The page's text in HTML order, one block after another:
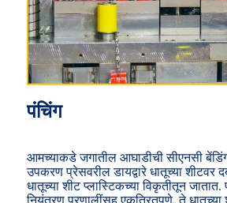
पंचिंग
आमच्याकडे जगातील आघाडीची सीएनसी
उपकरण प्रेसवरील डायद्वारे धातूच्या शीटवर
धातूच्या शीट प्लास्टिकच्या विकृतीतून
नियंत्रण प्रणालींसह एकत्रितपणे, ते